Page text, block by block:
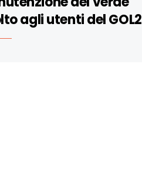
agli utenti del GOL2